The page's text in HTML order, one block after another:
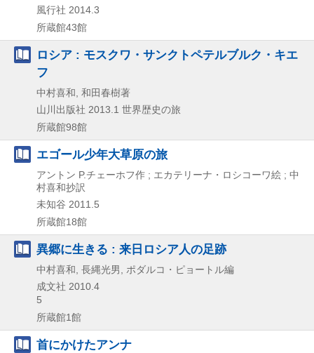
風行社 2014.3
所蔵館43館
ロシア : モスクワ・サンクトペテルブルク・キエ
フ
中村喜和, 和田春樹著
山川出版社 2013.1 世界歴史の旅
所蔵館98館
エゴール少年大草原の旅
アントン P.チェーホフ作 ; エカテリーナ・ロシコーワ絵 ; 中
村喜和抄訳
未知谷 2011.5
所蔵館18館
異郷に生きる : 来日ロシア人の足跡
中村喜和, 長縄光男, ポダルコ・ピョートル編
成文社 2010.4
5
所蔵館1館
首にかけたアンナ